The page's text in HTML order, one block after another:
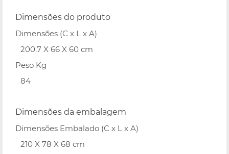
Dimensões do produto
Dimensões (C x L x A)
200.7 X 66 X 60 cm
Peso Kg
84
Dimensões da embalagem
Dimensões Embalado (C x L x A)
210 X 78 X 68 cm